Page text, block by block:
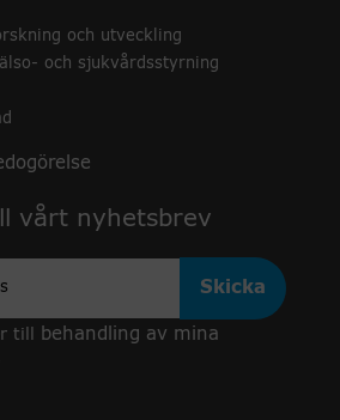
och utveckling
och sjukvårdsstyrning
vårt nyhetsbrev
till
behandling av mina